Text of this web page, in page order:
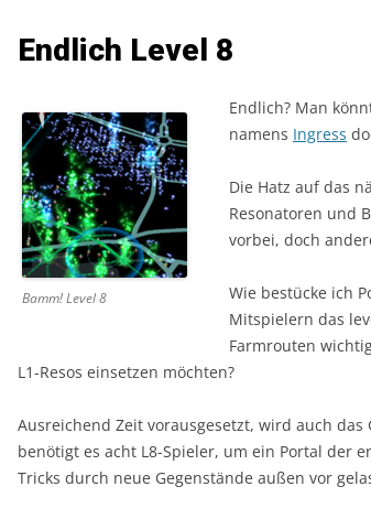
Endlich Level 8
Bamm! Level 8
Endlich? Man
namens Ingress
Die Hatz auf das
Resonatoren und
vorbei, doch
Wie bestücke ich
Mitspielern das
Farmrouten
L1-Resos einsetzen möchten?
Ausreichend Zeit vorausgesetzt, wird auch
benötigt es acht L8-Spieler, um ein Portal der
Tricks durch neue Gegenstände außen vor